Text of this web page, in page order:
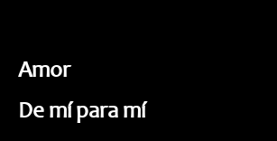
Amor
De mí para mí